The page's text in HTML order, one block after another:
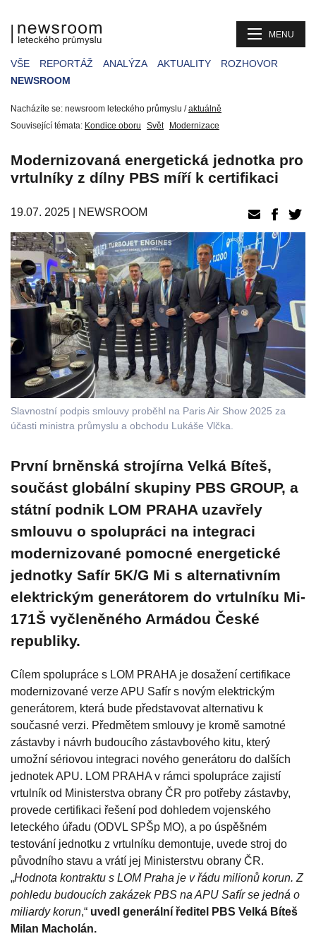
MENU
VŠE REPORTÁŽ ANALÝZA AKTUALITY
ROZHOVOR
NEWSROOM
Nacházíte se: newsroom leteckého průmyslu /aktuálně
Související témata: Kondice oboru Svět Modernizace
Modernizovaná energetická jednotka pro
vrtulníky z dílny PBS míří k certifikaci
19.07. 2025 | NEWSROOM
Slavnostní podpis smlouvy proběhl na Paris Air Show 2025 za
účasti ministra průmyslu a obchodu Lukáše Vlčka.
První brněnská strojírna Velká Bíteš,
součást globální skupiny PBS GROUP, a
státní podnik LOM PRAHA uzavřely
smlouvu o spolupráci na integraci
modernizované pomocné energetické
jednotky Safír 5K/G Mi s alternativním
elektrickým generátorem do vrtulníku Mi-
171Š vyčleněného Armádou České
republiky.
Cílem spolupráce s LOM PRAHA je dosažení certifikace
modernizované verze APU Safír s novým elektrickým
generátorem, která bude představovat alternativu k
současné verzi. Předmětem smlouvy je kromě samotné
zástavby i návrh budoucího zástavbového kitu, který
umožní sériovou integraci nového generátoru do dalších
jednotek APU. LOM PRAHA v rámci spolupráce zajistí
vrtulník od Ministerstva obrany ČR pro potřeby zástavby,
provede certifikaci řešení pod dohledem vojenského
leteckého úřadu (ODVL SPŠp MO), a po úspěšném
testování jednotku z vrtulníku demontuje, uvede stroj do
původního stavu a vrátí jej Ministerstvu obrany ČR.
„Hodnota kontraktu s LOM Praha je v řádu milionů korun. Z
pohledu budoucích zakázek PBS na APU Safír se jedná o
miliardy korun,“ uvedl generální ředitel PBS Velká Bíteš
Milan Macholán.